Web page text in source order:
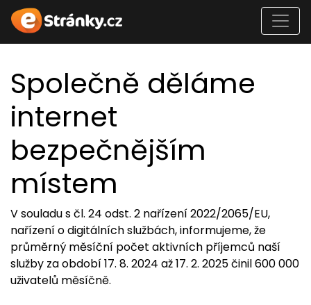
Společně děláme
internet
bezpečnějším
místem
V souladu s čl. 24 odst. 2 nařízení 2022/2065/EU,
nařízení o digitálních službách, informujeme, že
průměrný měsíční počet aktivních příjemců naší
služby za období 17. 8. 2024 až 17. 2. 2025 činil 600 000
uživatelů měsíčně.